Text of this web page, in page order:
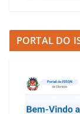
PORTAL DO